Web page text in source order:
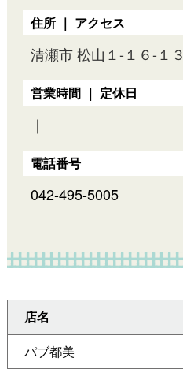
住所 ｜ アクセス
清瀬市 松山１-１６-１３
営業時間 ｜ 定休日
｜
電話番号
042-495-5005
店名
パブ都美